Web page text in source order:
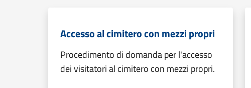
Accesso al cimitero con mezzi propri
Procedimento di domanda per l'accesso
dei visitatori al cimitero con mezzi propri.